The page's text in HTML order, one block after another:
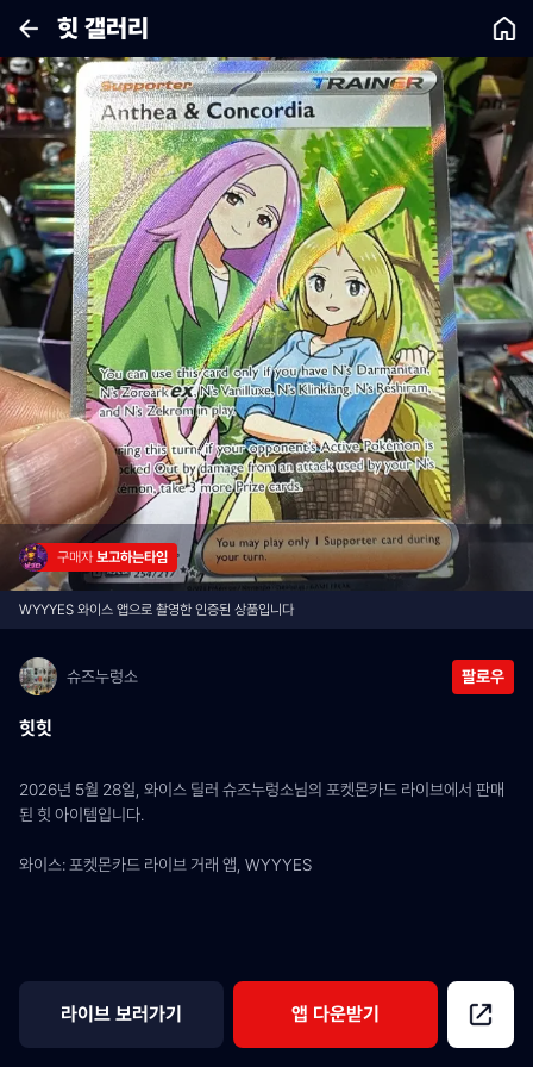
힛 갤러리
구매자 보고하는타임
WYYYES 와이스 앱으로 촬영한 인증된 상품입니다
슈즈누렁소 팔로우
힛힛
2026년 5월 28일, 와이스 딜러 슈즈누렁소님의 포켓몬카드 라이브에서 판매
된 힛 아이템입니다.
와이스: 포켓몬카드 라이브 거래 앱, WYYYES
라이브 보러가기 앱 다운받기